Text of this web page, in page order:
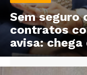
Sem seguro
contratos
avisa: